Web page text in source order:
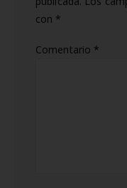
con *
Comentario *